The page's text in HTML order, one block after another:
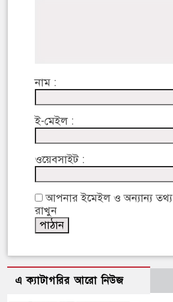
নাম :
ই-মেইল :
ওয়েবসাইট :
আপনার ইমেইল ও অন্যান্য
রাখুন
এ ক্যাটাগরির আরো নিউজ